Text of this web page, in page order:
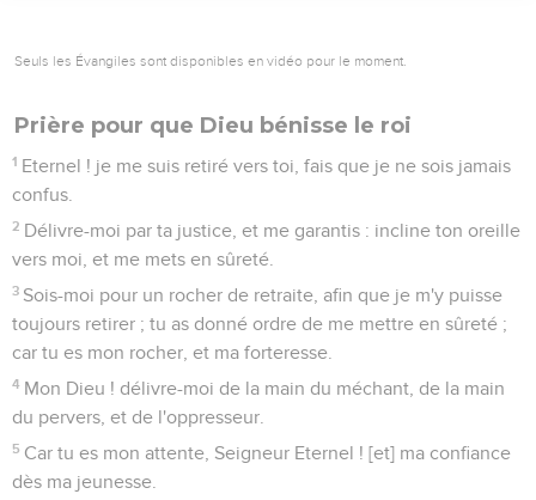
Seuls les Évangiles sont disponibles en vidéo pour le moment.
Prière pour que Dieu bénisse le roi
1 Eternel ! je me suis retiré vers toi, fais que je ne sois jamais
confus.
2 Délivre-moi par ta justice, et me garantis : incline ton oreille
vers moi, et me mets en sûreté.
3 Sois-moi pour un rocher de retraite, afin que je m'y puisse
toujours retirer ; tu as donné ordre de me mettre en sûreté ;
car tu es mon rocher, et ma forteresse.
4 Mon Dieu ! délivre-moi de la main du méchant, de la main
du pervers, et de l'oppresseur.
5 Car tu es mon attente, Seigneur Eternel ! [et] ma confiance
dès ma jeunesse.